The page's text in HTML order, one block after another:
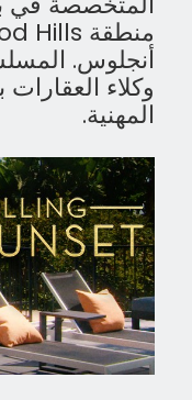
أنجلوس.
وكلاء
المهنية.